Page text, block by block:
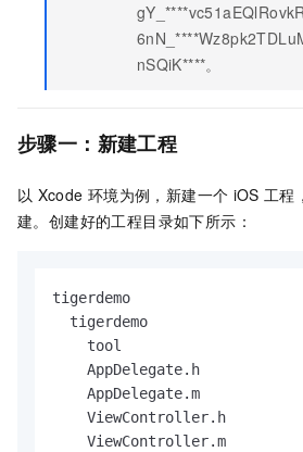
nSQiK****。
步骤一：新建工程
以 Xcode 环境为例，新建一个 iOS 工程
建。创建好的工程目录如下所示：
tigerdemo
  tigerdemo
    tool
    AppDelegate.h
    AppDelegate.m
    ViewController.h
    ViewController.m